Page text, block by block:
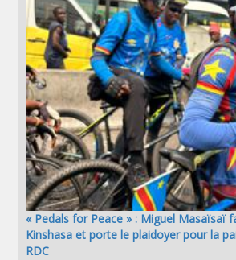
« Pedals for Peace » : Miguel Masaïsaï
Kinshasa et porte le plaidoyer pour la
RDC